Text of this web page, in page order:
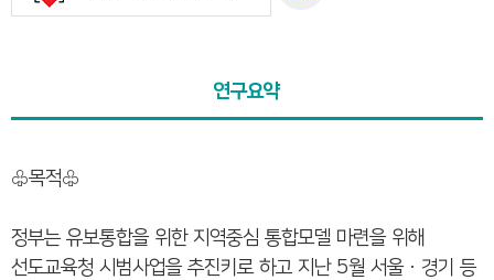
연구요약
♧목적♧
정부는 유보통합을 위한 지역중심 통합모델 마련을 위해
선도교육청 시범사업을 추진키로 하고 지난 5월 서울ㆍ경기 등